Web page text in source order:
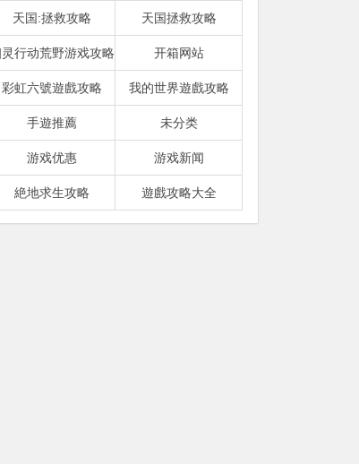
天国:拯救攻略 天国拯救攻略
灵行动荒野游戏攻略 开箱网站
彩虹六號遊戲攻略 我的世界遊戲攻略
手遊推薦 未分类
游戏优惠 游戏新闻
絶地求生攻略 遊戲攻略大全